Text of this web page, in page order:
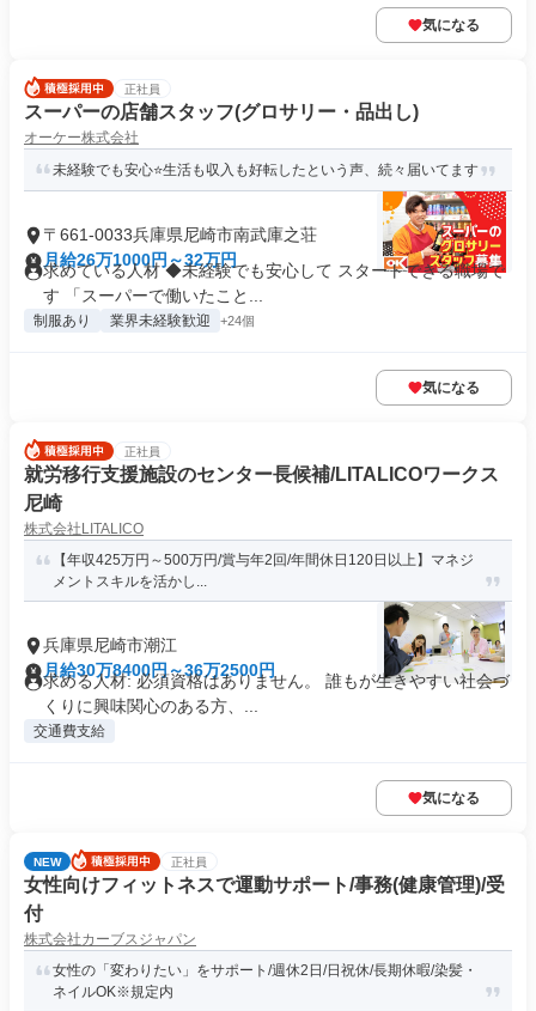
気になる
正社員
スーパーの店舗スタッフ(グロサリー・品出し)
オーケー株式会社
未経験でも安心⭐生活も収入も好転したという声、続々届いてます
〒661-0033兵庫県尼崎市南武庫之荘
月給26万1000円～32万円
求めている人材 ◆未経験でも安心して スタートできる職場で
す 「スーパーで働いたこと...
制服あり 業界未経験歓迎 +24個
気になる
正社員
就労移行支援施設のセンター長候補/LITALICOワークス
尼崎
株式会社LITALICO
【年収425万円～500万円/賞与年2回/年間休日120日以上】マネジ
メントスキルを活かし...
兵庫県尼崎市潮江
月給30万8400円～36万2500円
求める人材: 必須資格はありません。 誰もが生きやすい社会づ
くりに興味関心のある方、...
交通費支給
気になる
NEW 正社員
女性向けフィットネスで運動サポート/事務(健康管理)/受
付
株式会社カーブスジャパン
女性の「変わりたい」をサポート/週休2日/日祝休/長期休暇/染髪・
ネイルOK※規定内